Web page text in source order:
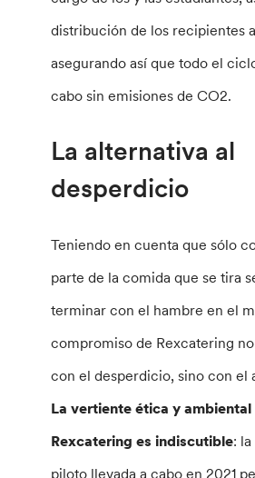
distribución de los recipientes
asegurando así que todo el
cabo sin emisiones de CO2.
La alternativa al
desperdicio
Teniendo en cuenta que sólo
parte de la comida que se tira
terminar con el hambre en el
compromiso de Rexcatering
con el desperdicio, sino con el
La vertiente ética y ambiental
Rexcatering es indiscutible:
piloto llevada a cabo en 2021